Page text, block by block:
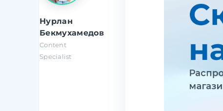
Нурлан
Бекмухамедов
Content
Specialist